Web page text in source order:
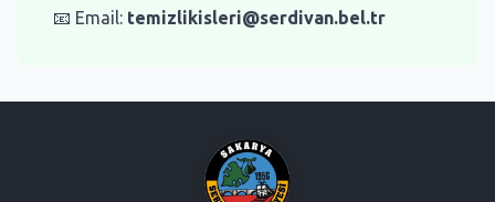
📧 Email: temizlikisleri@serdivan.bel.tr